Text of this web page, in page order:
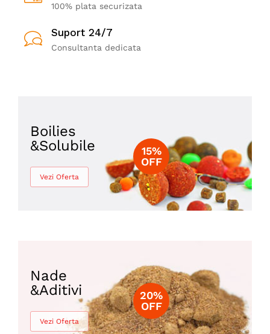
100% plata securizata
Suport 24/7
Consultanta dedicata
Boilies
&Solubile
Vezi Oferta
15%
OFF
Nade
&Aditivi
Vezi Oferta
20%
OFF